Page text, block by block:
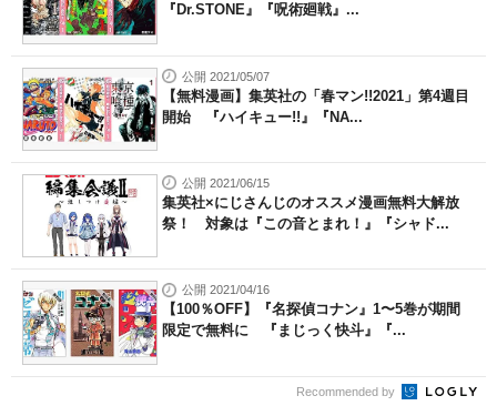
『Dr.STONE』『呪術廻戦』...
公開 2021/05/07
【無料漫画】集英社の「春マン!!2021」第4週目
開始 『ハイキュー!!』『NA...
公開 2021/06/15
集英社×にじさんじのオススメ漫画無料大解放
祭！ 対象は『この音とまれ！』『シャド...
公開 2021/04/16
【100％OFF】『名探偵コナン』1〜5巻が期間
限定で無料に 『まじっく快斗』『...
Recommended by